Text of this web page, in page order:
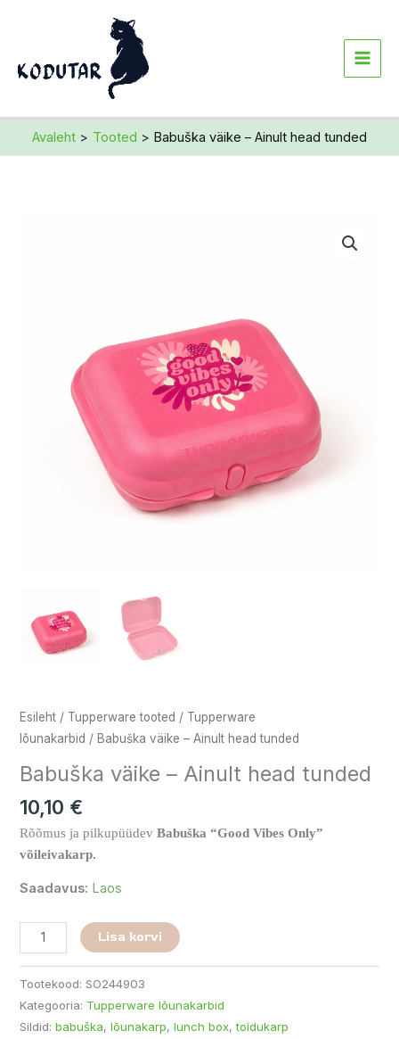
Avaleht Tooted Babuška väike – Ainult head tunded
Esileht / Tupperware tooted / Tupperware
lõunakarbid / Babuška väike – Ainult head tunded
Babuška väike – Ainult head tunded
10,10 €
Rõõmus ja pilkupüüdevBabuška “Good Vibes Only”
võileivakarp.
Saadavus: Laos
Lisa korvi
Tootekood: SO244903
Kategooria: Tupperware lõunakarbid
Sildid:babuška,lõunakarp,lunch box,toidukarp